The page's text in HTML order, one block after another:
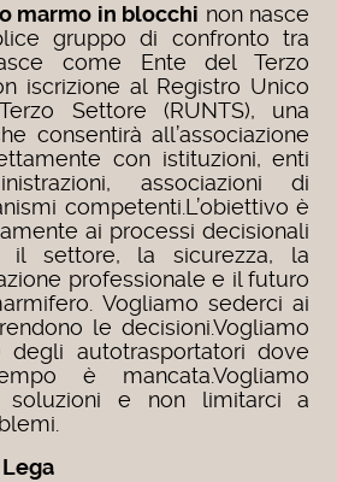
marmo in blocchi non nasce
gruppo di confronto tra
come Ente del Terzo
iscrizione al Registro Unico
Settore (RUNTS), una
consentirà all’associazione
con istituzioni, enti
associazioni di
competenti.L’obiettivo è
ai processi decisionali
il settore, la sicurezza, la
professionale e il futuro
Vogliamo sederci ai
le decisioni.Vogliamo
autotrasportatori dove
è mancata.Vogliamo
soluzioni e non limitarci a